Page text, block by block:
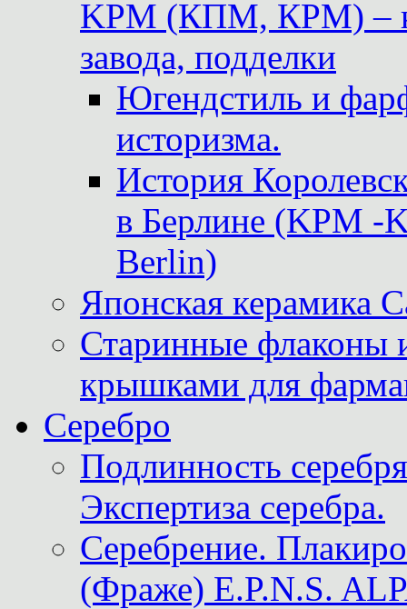
KPM (КПМ, КРМ) –
завода, подделки
Югендстиль и
историзма.
История
в Берлине (KPM -
Berlin)
Японская керамика
Старинные флаконы
крышками для
Серебро
Подлинность
Экспертиза серебра.
Серебрение.
(Фраже) E.P.N.S.